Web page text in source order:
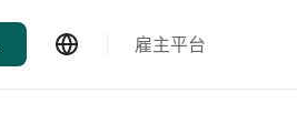
雇主平台